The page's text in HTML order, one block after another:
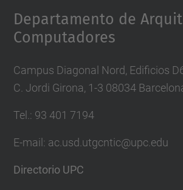
Departamento de
Computadores
Campus Diagonal Nord, Edificios
C. Jordi Girona, 1-3 08034
Tel.: 93 401 7194
E-mail: ac.usd.utgcntic@upc.edu
Directorio UPC